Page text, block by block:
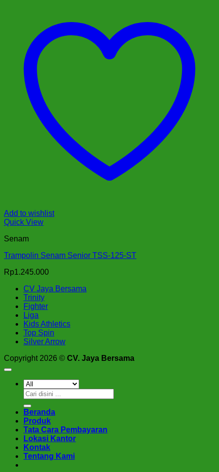
Add to wishlist
Quick View
Senam
Trampolin Senam Senior TSS-125-ST
Rp1.245.000
CV Jaya Bersama
Trinity
Fighter
Liga
Kids Athletics
Top Spin
Silver Arrow
Copyright 2026 © CV. Jaya Bersama
Pencarian
untuk:
Beranda
Produk
Tata Cara Pembayaran
Lokasi Kantor
Kontak
Tentang Kami